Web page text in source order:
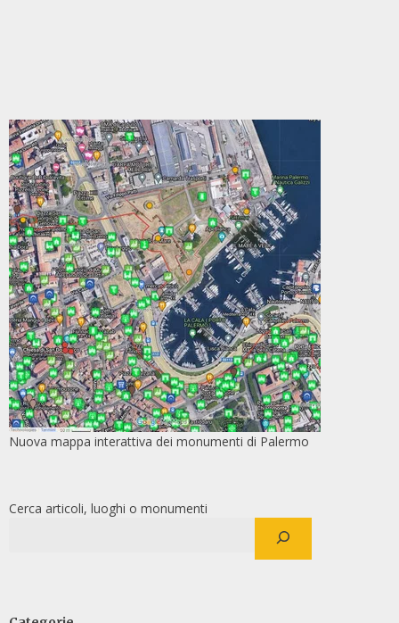
Nuova mappa interattiva dei monumenti di Palermo
Cerca articoli, luoghi o monumenti